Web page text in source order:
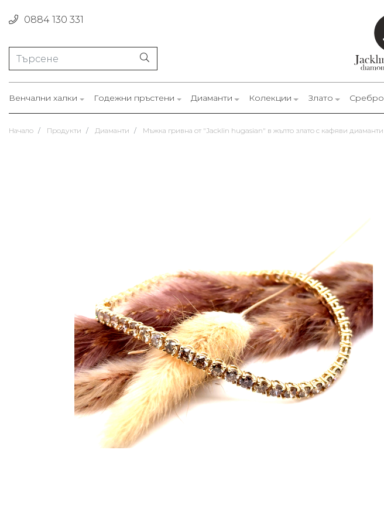
0884 130 331
Венчални халки Годежни пръстени Диаманти Колекции Злато Сребро
Начало Продукти Диаманти Мъжка гривна от "Jacklin hugasian" в жълто злато с кафяви диаманти